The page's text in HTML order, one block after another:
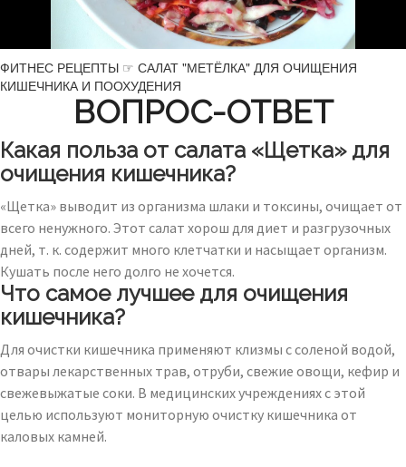
ФИТНЕС РЕЦЕПТЫ ☞ САЛАТ "МЕТЁЛКА" ДЛЯ ОЧИЩЕНИЯ
КИШЕЧНИКА И ПООХУДЕНИЯ
ВОПРОС-ОТВЕТ
Какая польза от салата «Щетка» для
очищения кишечника?
«Щетка» выводит из организма шлаки и токсины, очищает от
всего ненужного. Этот салат хорош для диет и разгрузочных
дней, т. к. содержит много клетчатки и насыщает организм.
Кушать после него долго не хочется.
Что самое лучшее для очищения
кишечника?
Для очистки кишечника применяют клизмы с соленой водой,
отвары лекарственных трав, отруби, свежие овощи, кефир и
свежевыжатые соки. В медицинских учреждениях с этой
целью используют мониторную очистку кишечника от
каловых камней.